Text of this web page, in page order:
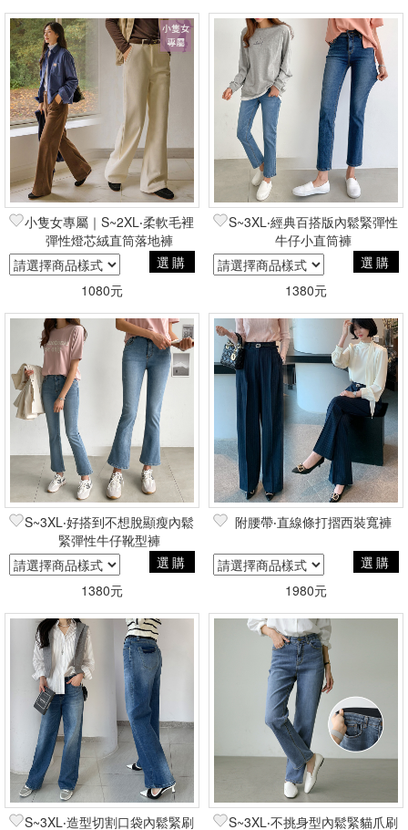
小隻女專屬｜S~2XL‧柔軟毛裡
彈性燈芯絨直筒落地褲
選購
1080元
S~3XL‧經典百搭版內鬆緊彈性
牛仔小直筒褲
選購
1380元
S~3XL‧好搭到不想脫顯瘦內鬆
緊彈性牛仔靴型褲
選購
1380元
附腰帶‧直線條打摺西裝寬褲
選購
1980元
S~3XL‧造型切割口袋內鬆緊刷
S~3XL‧不挑身型內鬆緊貓爪刷